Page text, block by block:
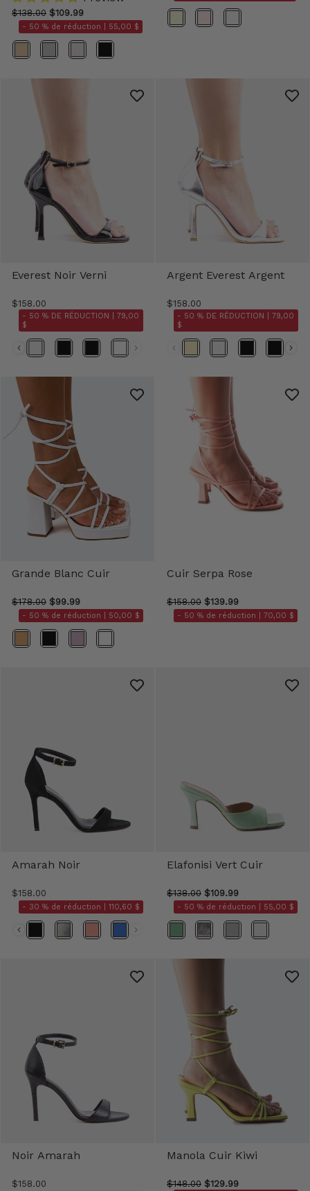
$138.00 $109.99
- 50 % de réduction | 55,00 $
Couleur
Couleur
Everest Noir Verni
$158.00
- 50 % DE RÉDUCTION |
79,00
$
Couleur
Argent Everest Argent
$158.00
- 50 % DE RÉDUCTION |
79,00
$
Couleur
Grande Blanc Cuir
$178.00 $99.99
- 50 % de réduction | 50,00 $
Couleurs
Cuir Serpa Rose
$158.00 $139.99
- 50 % de réduction | 70,00 $
Amarah Noir
$158.00
- 30 % de réduction | 110,60 $
Elafonisi Vert Cuir
$138.00 $109.99
- 50 % de réduction | 55,00 $
Couleurs
Noir Amarah
$158.00
Manola Cuir Kiwi
$148.00 $129.99